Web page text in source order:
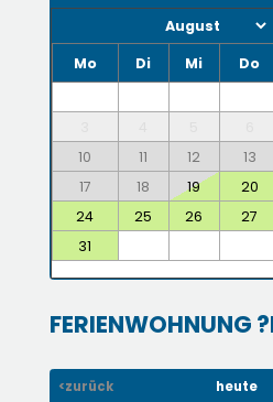
Mo Di Mi Do
10
11 12 13
17
18 19 20
24
25 26 27
31
FERIENWOHNUNG
<zurück heute